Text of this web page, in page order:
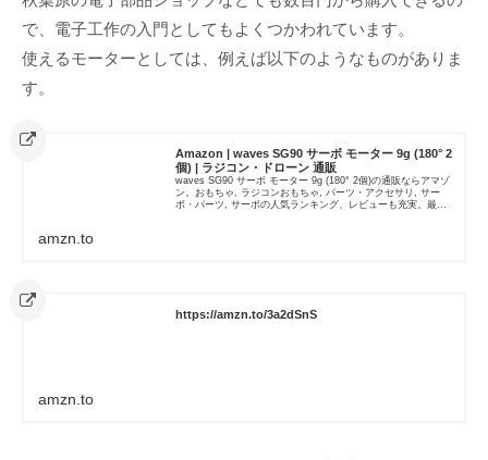
で、電子工作の入門としてもよくつかわれています。
使えるモーターとしては、例えば以下のようなものがありま
す。
Amazon | waves SG90 サーボ モーター 9g (180° 2
個) | ラジコン・ドローン 通販
waves SG90 サーボ モーター 9g (180° 2個)の通販ならアマゾ
ン。おもちゃ, ラジコンおもちゃ, パーツ・アクセサリ, サー
ボ・パーツ, サーボの人気ランキング、レビューも充実。最短
amzn.to
https://amzn.to/3a2dSnS
amzn.to